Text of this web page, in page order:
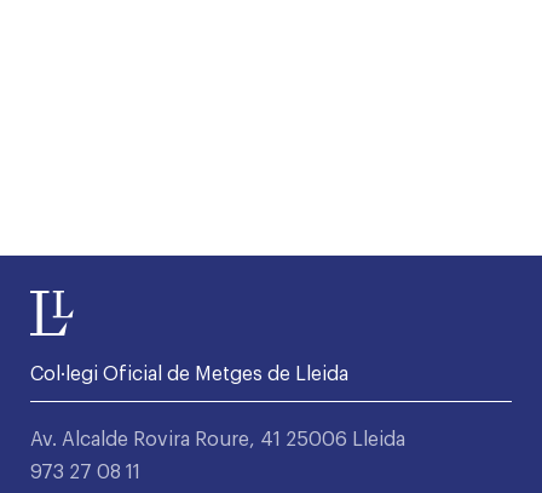
Col·legi Oficial de Metges de Lleida
Av. Alcalde Rovira Roure, 41 25006 Lleida
973 27 08 11